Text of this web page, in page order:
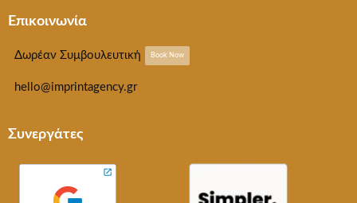
Επικοινωνία
Δωρέαν Συμβουλευτική Book Now
hello@imprintagency.gr
Συνεργάτες